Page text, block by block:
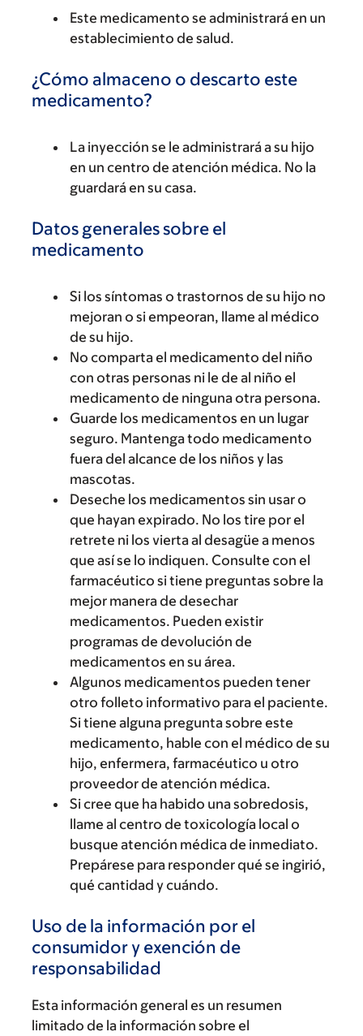
Este medicamento se administrará en un
establecimiento de salud.
¿Cómo almaceno o descarto este
medicamento?
La inyección se le administrará a su hijo
en un centro de atención médica. No la
guardará en su casa.
Datos generales sobre el
medicamento
Si los síntomas o trastornos de su hijo no
mejoran o si empeoran, llame al médico
de su hijo.
No comparta el medicamento del niño
con otras personas ni le de al niño el
medicamento de ninguna otra persona.
Guarde los medicamentos en un lugar
seguro. Mantenga todo medicamento
fuera del alcance de los niños y las
mascotas.
Deseche los medicamentos sin usar o
que hayan expirado. No los tire por el
retrete ni los vierta al desagüe a menos
que así se lo indiquen. Consulte con el
farmacéutico si tiene preguntas sobre la
mejor manera de desechar
medicamentos. Pueden existir
programas de devolución de
medicamentos en su área.
Algunos medicamentos pueden tener
otro folleto informativo para el paciente.
Si tiene alguna pregunta sobre este
medicamento, hable con el médico de su
hijo, enfermera, farmacéutico u otro
proveedor de atención médica.
Si cree que ha habido una sobredosis,
llame al centro de toxicología local o
busque atención médica de inmediato.
Prepárese para responder qué se ingirió,
qué cantidad y cuándo.
Uso de la información por el
consumidor y exención de
responsabilidad
Esta información general es un resumen
limitado de la información sobre el